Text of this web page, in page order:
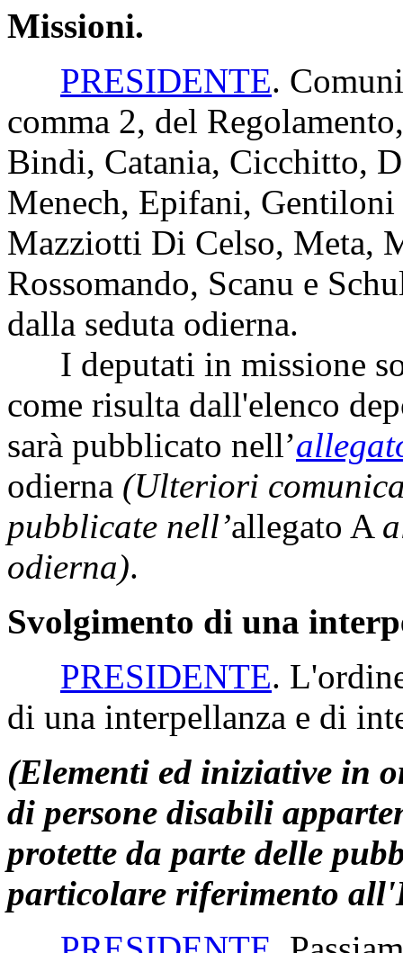
Missioni.
PRESIDENTE.
comma 2, del
Bindi, Catania, Cicchitto,
Menech, Epifani,
Mazziotti Di Celso, Meta,
Rossomando, Scanu e
dalla seduta odierna.
I deputati in missione
come risulta dall'elenco
sarà pubblicato nell’
odierna (Ulteriori
pubblicate nell’allegato A
odierna).
Svolgimento di una
PRESIDENTE.
di una interpellanza e di
(Elementi ed iniziative in
di persone disabili
protette da parte delle
particolare riferimento